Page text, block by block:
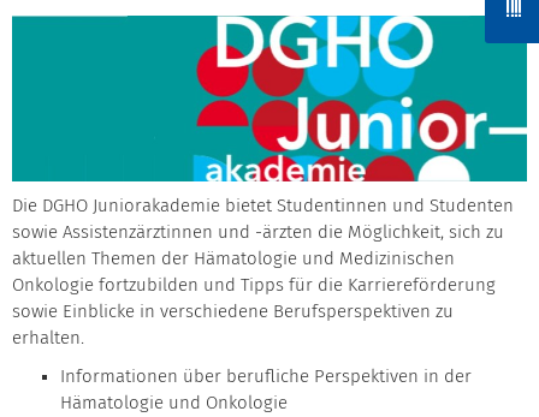
Die DGHO Juniorakademie bietet Studentinnen und Studenten
sowie Assistenzärztinnen und -ärzten die Möglichkeit, sich zu
aktuellen Themen der Hämatologie und Medizinischen
Onkologie fortzubilden und Tipps für die Karriereförderung
sowie Einblicke in verschiedene Berufsperspektiven zu
erhalten.
Informationen über berufliche Perspektiven in der
Hämatologie und Onkologie